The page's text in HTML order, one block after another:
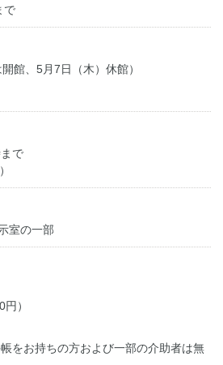
で
館、 5月7日（木）休館）
で
室の一部
円）
をお持ちの方および一部の介助者は無